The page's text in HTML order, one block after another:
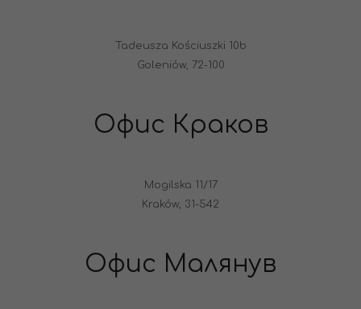
Tadeusza Kościuszki 10b
Goleniów, 72-100
Офис Краков
Mogilska 11/17
Kraków, 31-542
Офис Малянув